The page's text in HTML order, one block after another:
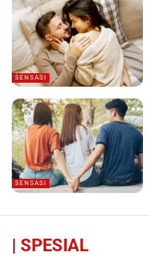
SENSASI
SENSASI
| SPESIAL